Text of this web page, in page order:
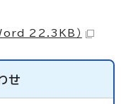
Word 22.3KB）
せ